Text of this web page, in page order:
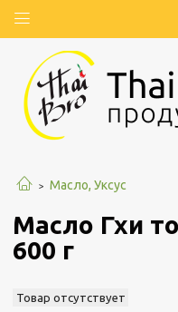
Масло, Уксус
Масло Гхи
600 г
Товар отсутствует